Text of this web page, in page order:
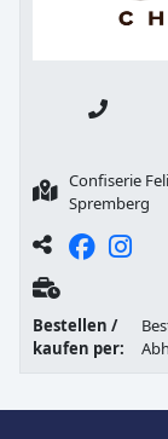
Confiserie
Spremberg
Bestellen /
kaufen per: